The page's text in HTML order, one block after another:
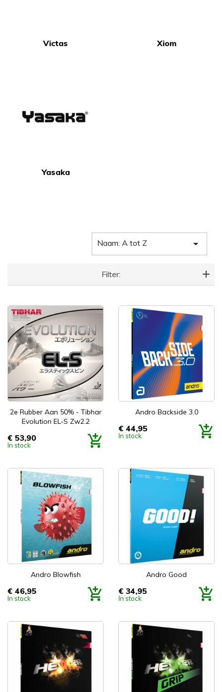
Victas Xiom
Yasaka
Naam: A tot Z 
Filter:
2e Rubber Aan 50% - Tibhar
Evolution EL-S Zw2.2
Prijs
€ 53,90
In stock
Andro Backside 3.0
Prijs
€ 44,95
In stock
Andro Blowfish
Prijs
€ 46,95
In stock
Andro Good
Prijs
€ 34,95
In stock